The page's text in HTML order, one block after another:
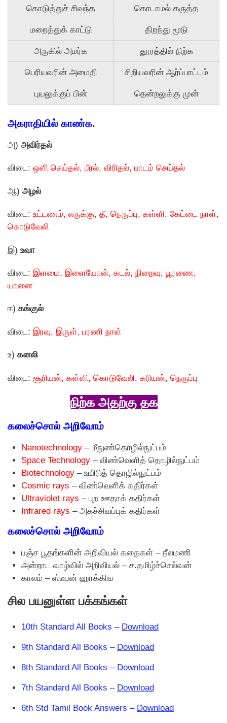
கொடுத்துச் சிவந்த கொடாமல் கருத்த
மறைத்துக் காட்டு திறந்து மூடு
அருகில் அமர்க தூரத்தில் நிற்க
பெரியவரின் அமைதி சிறியவரின் ஆர்ப்பாட்டம்
புயலுக்குப் பின் தென்றலுக்கு முன்
அகராதியில் காண்க.
அ) அவிர்தல்
விடை: ஒளி செய்தல், பீரல், விரிதல், பாடம் செய்தல்
ஆ) அழல்
விடை: உட்டணம், எருக்கு, தீ, நெருப்பு, கள்ளி, கேட்டை நாள்,
கொடுவேலி
இ) உவா
விடை: இளமை, இளையோன், கடல், நிறைவு, பூரணை,
யானை
ஈ) கங்குல்
விடை: இரவு, இருள், பரணி நாள்
உ) கனலி
விடை: சூரியன், கள்ளி, கொடுவேலி, கரியன், நெருப்பு
நிற்க அதற்கு தக
கலைச்சொல் அறிவோம்
Nanotechnology – மீநுண்தொழில்நுட்பம்
Space Technology – விண்வெளித் தொழில்நுட்பம்
Biotechnology – உயிரித் தொழில்நுட்பம்
Cosmic rays – விண்வெளிக் கதிர்கள்
Ultraviolet rays – புற ஊதாக் கதிர்கள்
Infrared rays – அகச்சிவப்புக் கதிர்கள்
கலைச்சொல் அறிவோம்
பஞ்ச பூதங்களின் அறிவியல் கதைகள் – நீலமணி
அன்றாட வாழ்வில் அறிவியல் – ச.தமிழ்ச்செல்வன்
காலம் – ஸ்டீபன் ஹாக்கிங
சில பயனுள்ள பக்கங்கள்
10th Standard All Books – Download
9th Standard All Books – Download
8th Standard All Books – Download
7th Standard All Books – Download
6th Std Tamil Book Answers – Download